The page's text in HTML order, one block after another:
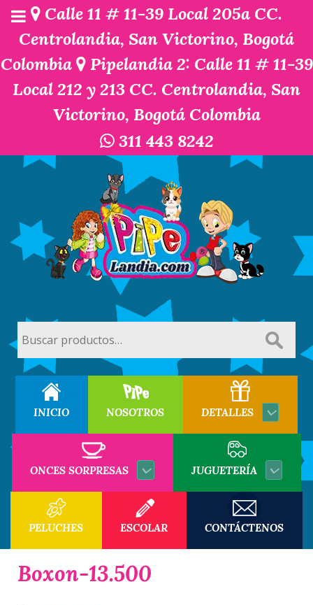
Calle 11 # 11-39 Local 205a CC.
Centrolandia, San Victorino, Bogotá
Colombia
Pipelandia 2: Calle 11 # 11-39
Local 212 y 213 CC. Centrolandia, San
Victorino, Bogotá Colombia
311 443 8242
por:
INICIO NOSOTROS DETALLES
ONCES SORPRESAS JUGUETERÍA
PELUCHES ESCOLAR CONTÁCTENOS
Boxon-13.500